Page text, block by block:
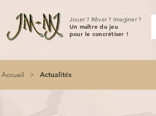
Jouer ? Rêver ? Imaginer ?
Un maître du jeu
pour le concrétiser !
Accueil > Actualités